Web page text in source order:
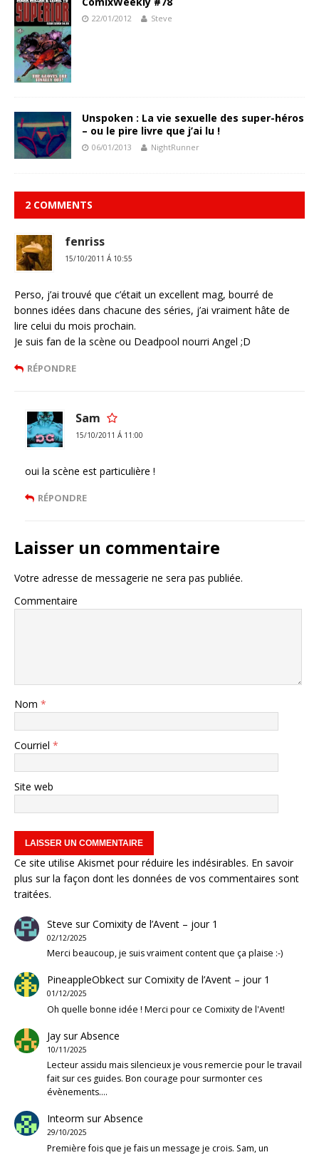
22/01/2012 Steve
Unspoken : La vie sexuelle des super-héros
– ou le pire livre que j’ai lu !
06/01/2013 NightRunner
2 COMMENTS
fenriss
15/10/2011 Á 10:55
Perso, j’ai trouvé que c’était un excellent mag, bourré de
bonnes idées dans chacune des séries, j’ai vraiment hâte de
lire celui du mois prochain.
Je suis fan de la scène ou Deadpool nourri Angel ;D
RÉPONDRE
Sam
15/10/2011 Á 11:00
oui la scène est particulière !
RÉPONDRE
Laisser un commentaire
Votre adresse de messagerie ne sera pas publiée.
Commentaire
Nom *
Courriel *
Site web
Ce site utilise Akismet pour réduire les indésirables. En savoir
plus sur la façon dont les données de vos commentaires sont
traitées.
Steve surComixity de l’Avent – jour 1
02/12/2025
Merci beaucoup, je suis vraiment content que ça plaise :-)
PineappleObkectsurComixity de l’Avent – jour 1
01/12/2025
Oh quelle bonne idée ! Merci pour ce Comixity de l'Avent!
JaysurAbsence
10/11/2025
Lecteur assidu mais silencieux je vous remercie pour le travail
fait sur ces guides. Bon courage pour surmonter ces
évènements.…
Inteorm surAbsence
29/10/2025
Première fois que je fais un message je crois. Sam, un